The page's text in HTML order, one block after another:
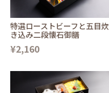
特選ローストビーフと五目炊
き込み二段懐石御膳
¥2,160